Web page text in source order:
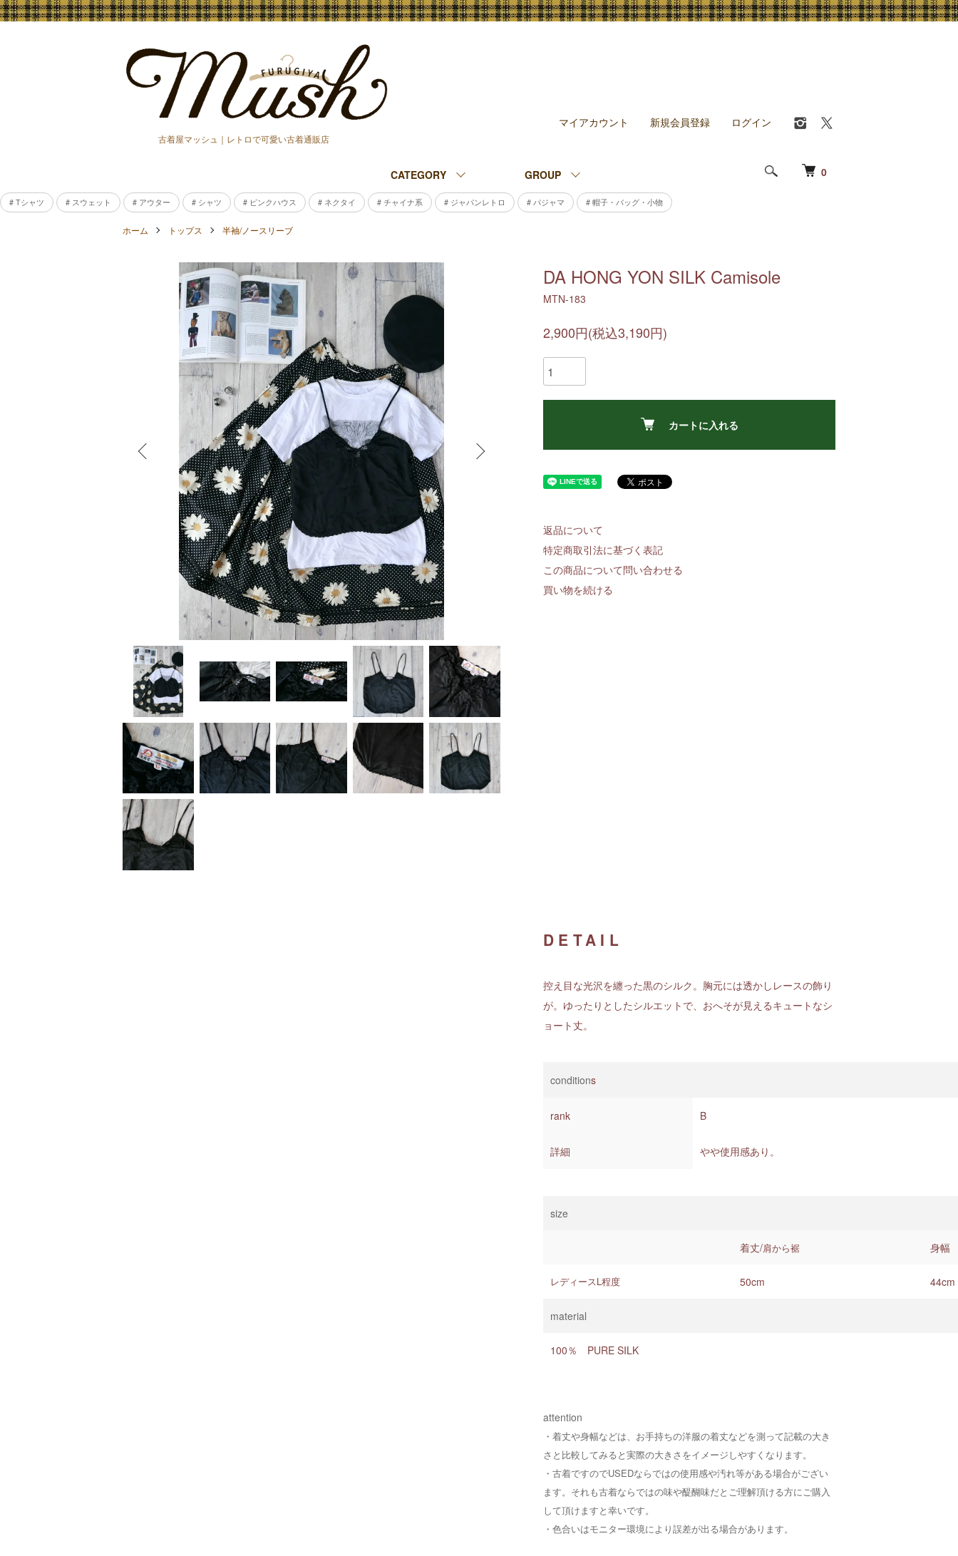
古着屋マッシュ｜レトロで可愛い古着通販店
0
CATEGORY GROUP
マイアカウント 新規会員登録 ログイン
# Tシャツ # スウェット # アウター # シャツ # ピンクハウス # ネクタイ # チャイナ系 # ジャパンレトロ # パジャマ # 帽子・バッグ・小物
ホーム トップス 半袖/ノースリーブ
DA HONG YON SILK Camisole
MTN-183
2,900円(税込3,190円)
カートに入れる
返品について
特定商取引法に基づく表記
この商品について問い合わせる
買い物を続ける
DETAIL
控え目な光沢を纏った黒のシルク。胸元には透かしレースの飾り
が。ゆったりとしたシルエットで、おへそが見えるキュートなシ
ョート丈。
conditions
rank B
詳細 やや使用感あり。
size
着丈/肩から裾 身幅
レディースL程度 50cm 44cm
material
100％ PURE SILK
attention
・着丈や身幅などは、お手持ちの洋服の着丈などを測って記載の大き
さと比較してみると実際の大きさをイメージしやすくなります。
・ 古着ですのでUSEDならではの使用感や汚れ等がある場合がござい
ます。それも古着ならではの味や醍醐味だとご理解頂ける方にご購入
して頂けますと幸いです。
・ 色合いはモニター環境により誤差が出る場合があります。